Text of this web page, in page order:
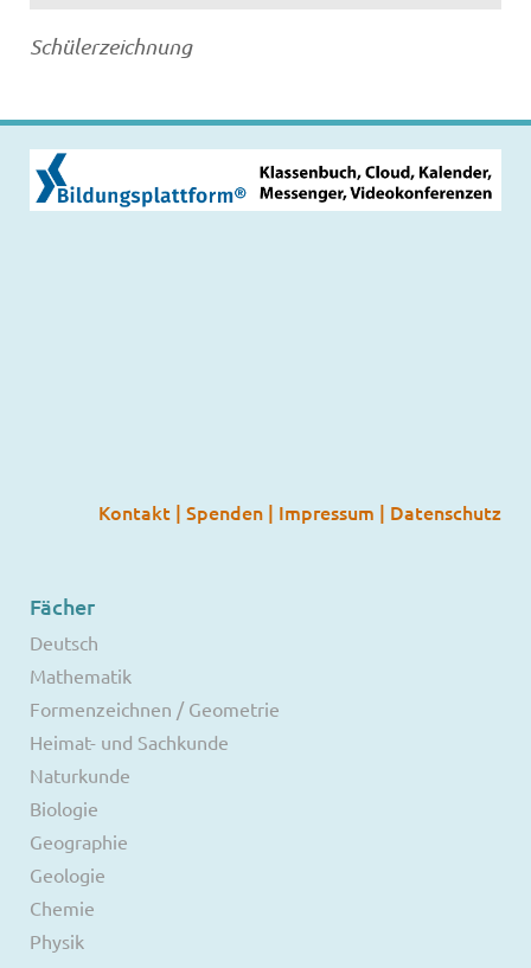
Schülerzeichnung
Kontakt | Spenden | Impressum | Datenschutz
Fächer
Deutsch
Mathematik
Formenzeichnen / Geometrie
Heimat- und Sachkunde
Naturkunde
Biologie
Geographie
Geologie
Chemie
Physik